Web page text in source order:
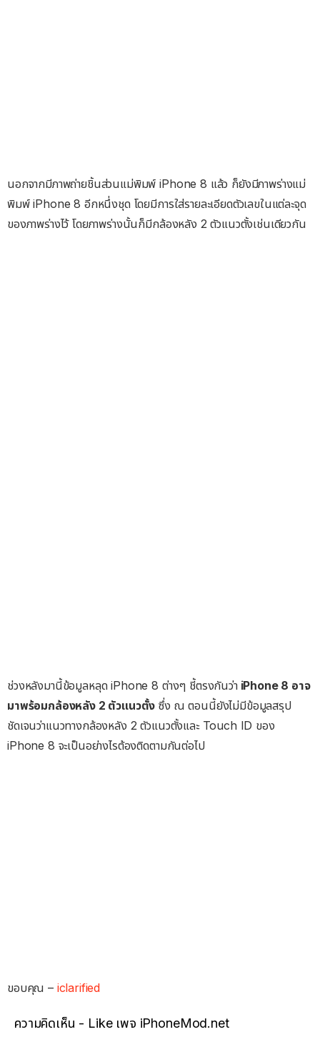
นอกจากมีภาพถ่ายชิ้นส่วนแม่พิมพ์ iPhone 8 แล้ว ก็ยังมีภาพร่างแม่
พิมพ์ iPhone 8 อีกหนึ่งชุด โดยมีการใส่รายละเอียดตัวเลขในแต่ละจุด
ของภาพร่างไว้ โดยภาพร่างนั้นก็มีกล้องหลัง 2 ตัวแนวตั้งเช่นเดียวกัน
ช่วงหลังมานี้ข้อมูลหลุด iPhone 8 ต่างๆ ชี้ตรงกันว่าiPhone 8 อาจ
มาพร้อมกล้องหลัง 2 ตัวแนวตั้ง ซึ่ง ณ ตอนนี้ยังไม่มีข้อมูลสรุป
ชัดเจนว่าแนวทางกล้องหลัง 2 ตัวแนวตั้งและ Touch ID ของ
iPhone 8 จะเป็นอย่างไรต้องติดตามกันต่อไป
ขอบคุณ – iclarified
ความคิดเห็น - Like เพจ iPhoneMod.net